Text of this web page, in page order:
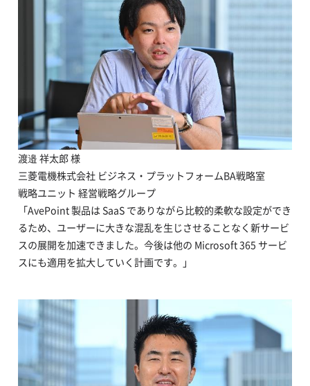
渡邉 祥太郎 様
三菱電機株式会社 ビジネス・プラットフォームBA戦略室
戦略ユニット 経営戦略グループ
「AvePoint 製品は SaaS でありながら比較的柔軟な設定ができ
るため、ユーザーに大きな混乱を生じさせることなく新サービ
スの展開を加速できました。今後は他の Microsoft 365 サービ
スにも適用を拡大していく計画です。」